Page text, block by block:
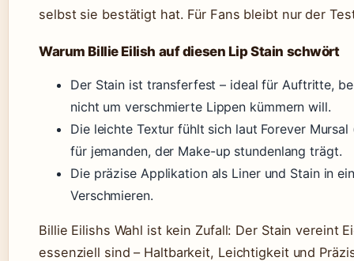
selbst sie bestätigt hat. Für Fans bleibt nur der
Warum Billie Eilish auf diesen Lip Stain schwört
Der Stain ist transferfest – ideal für Auftritte,
nicht um verschmierte Lippen kümmern will.
Die leichte Textur fühlt sich laut Forever
für jemanden, der Make-up stundenlang trägt.
Die präzise Applikation als Liner und Stain in
Verschmieren.
Billie Eilishs Wahl ist kein Zufall: Der Stain vereint
essenziell sind – Haltbarkeit, Leichtigkeit und